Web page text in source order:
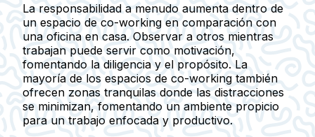
La responsabilidad a menudo aumenta dentro de
un espacio de co-working en comparación con
una oficina en casa. Observar a otros mientras
trabajan puede servir como motivación,
fomentando la diligencia y el propósito. La
mayoría de los espacios de co-working también
ofrecen zonas tranquilas donde las distracciones
se minimizan, fomentando un ambiente propicio
para un trabajo enfocada y productivo.